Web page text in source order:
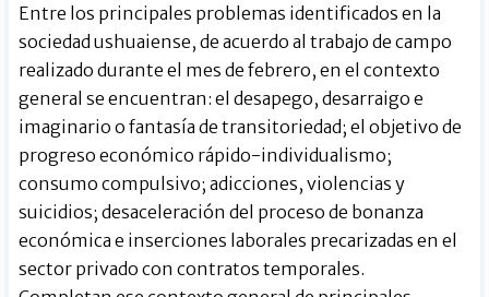
Entre los principales problemas identificados en la
sociedad ushuaiense, de acuerdo al trabajo de campo
realizado durante el mes de febrero, en el contexto
general se encuentran: el desapego, desarraigo e
imaginario o fantasía de transitoriedad; el objetivo de
progreso económico rápido-individualismo;
consumo compulsivo; adicciones, violencias y
suicidios; desaceleración del proceso de bonanza
económica e inserciones laborales precarizadas en el
sector privado con contratos temporales.